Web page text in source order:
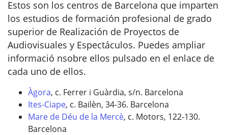
Estos son los centros de Barcelona que imparten
los estudios de formación profesional de grado
superior de Realización de Proyectos de
Audiovisuales y Espectáculos. Puedes ampliar
informació nsobre ellos pulsado en el enlace de
cada uno de ellos.
Àgora, c. Ferrer i Guàrdia, s/n. Barcelona
Ites-Ciape, c. Bailèn, 34-36. Barcelona
Mare de Déu de la Mercè, c. Motors, 122-130.
Barcelona